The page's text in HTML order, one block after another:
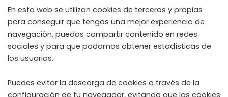
En esta web se utilizan cookies de terceros y propias
para conseguir que tengas una mejor experiencia de
navegación, puedas compartir contenido en redes
sociales y para que podamos obtener estadísticas de
los usuarios.
Puedes evitar la descarga de cookies a través de la
configuración de tu navegador, evitando que las cookies